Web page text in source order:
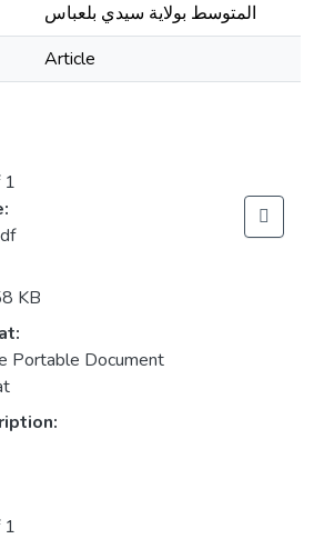
المتوسط بولاية سيدي بلعباس
Article
1
KB
Portable Document
1